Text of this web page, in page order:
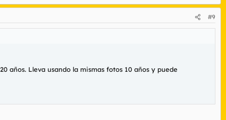
#9
años. Lleva usando la mismas fotos 10 años y puede